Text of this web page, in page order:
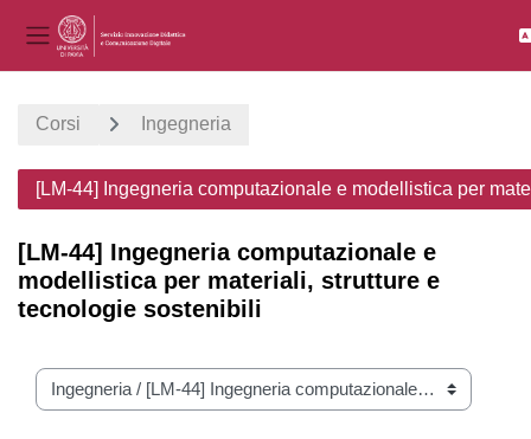
Pannello laterale
Corsi Ingegneria
[LM-44] Ingegneria computazionale e modellistica per
[LM-44] Ingegneria computazionale e
modellistica per materiali, strutture e
tecnologie sostenibili
Categorie di corso